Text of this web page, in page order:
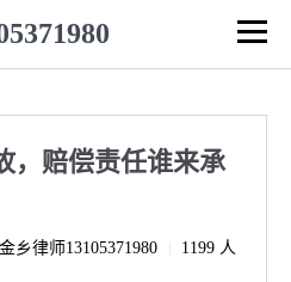
，赔偿责任谁来承
金乡律师13105371980
1199 人